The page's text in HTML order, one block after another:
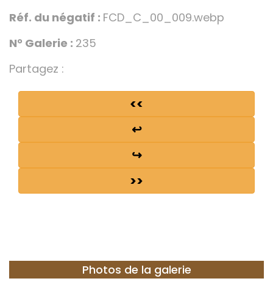
Réf. du négatif : FCD_C_00_009.webp
N° Galerie : 235
Partagez :
<<
↩
↪
>>
Photos de la galerie